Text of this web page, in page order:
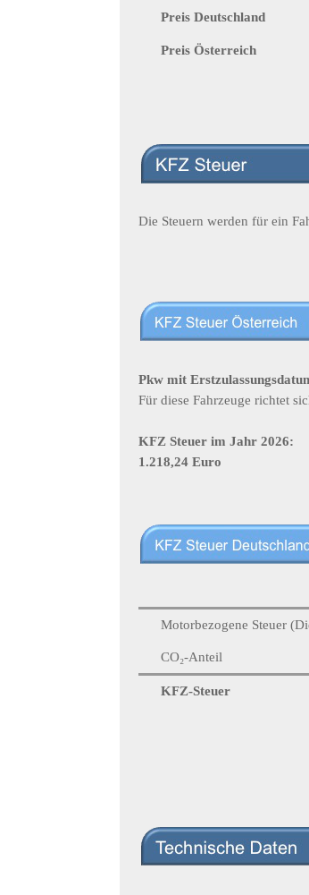
Preis Deutschland
Preis Österreich
Die Steuern werden für ein
Pkw mit
Für diese Fahrzeuge richtet
KFZ Steuer im Jahr 2026:
1.218,24 Euro
Motorbezogene Steuer
CO₂-Anteil
KFZ-Steuer